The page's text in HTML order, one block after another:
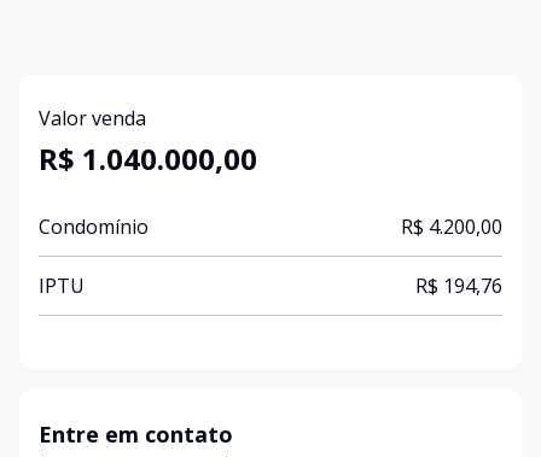
Valor venda
R$ 1.040.000,00
Condomínio R$ 4.200,00
IPTU R$ 194,76
Entre em contato